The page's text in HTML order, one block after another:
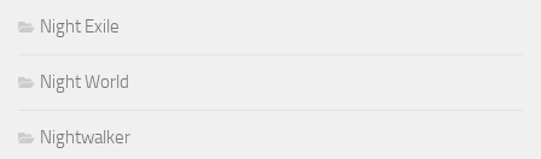
Night Exile
Night World
Nightwalker